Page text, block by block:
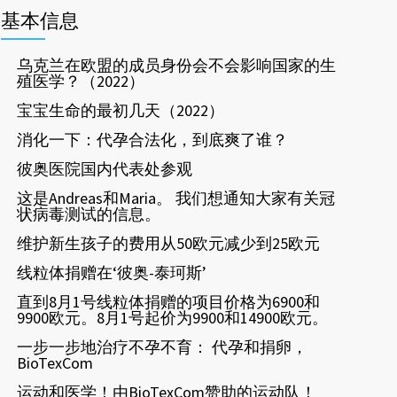
基本信息
乌克兰在欧盟的成员身份会不会影响国家的生
殖医学？（2022）
宝宝生命的最初几天（2022）
消化一下：代孕合法化，到底爽了谁？
彼奥医院国内代表处参观
这是Andreas和Maria。 我们想通知大家有关冠
状病毒测试的信息。
维护新生孩子的费用从50欧元减少到25欧元
线粒体捐赠在‘彼奥-泰珂斯’
直到8月1号线粒体捐赠的项目价格为6900和
9900欧元。8月1号起价为9900和14900欧元。
一步一步地治疗不孕不育： 代孕和捐卵，
BioTexCom
运动和医学！由BioTexCom赞助的运动队！